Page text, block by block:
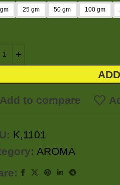
25 gm 50 gm 100 gm
Add to compare
K,1101
AROMA